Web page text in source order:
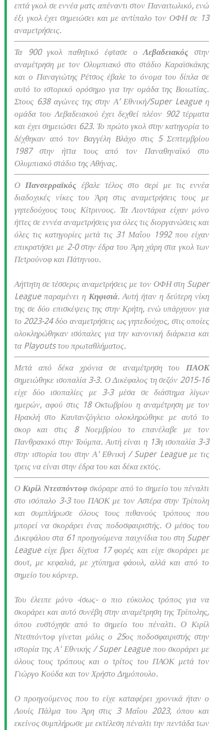
επτά γκολ σε εννέα ματς απέναντι στον Παναιτωλικό, ενώ
έξι γκολ έχει σημειώσει και με αντίπαλο τον ΟΦΗ σε 13
αναμετρήσεις.
Τα 900 γκολ παθητικό έφτασε οΛεβαδειακός στην
αναμέτρηση με τον Ολυμπιακό στο στάδιο Καραϊσκάκης
και ο Παναγιώτης Ρέτσος έβαλε το όνομα του δίπλα σε
αυτό το ιστορικό ορόσημο για την ομάδα της Βοιωτίας.
Στους 638 αγώνες της στην Α’ Εθνική/Super League η
ομάδα του Λεβαδειακού έχει δεχθεί πλέον 902 τέρματα
και έχει σημειώσει 623. Το πρώτο γκολ στην κατηγορία το
δέχθηκαν από τον Βαγγέλη Βλάχο στις 5 Σεπτεμβρίου
1987 στην ήττα τους από τον Παναθηναϊκό στο
Ολυμπιακό στάδιο της Αθήνας.
ΟΠανσερραϊκός έβαλε τέλος στο σερί με τις εννέα
διαδοχικές νίκες του Άρη στις αναμετρήσεις τους με
γηπεδούχους τους Κίτρινους. Τα Λιοντάρια είχαν μόνο
ήττες σε εννέα αναμετρήσεις για όλες τις διοργανώσεις και
όλες τις κατηγορίες μετά τις 31 Μαΐου 1992 που είχαν
επικρατήσει με 2-0 στην έδρα του Άρη χάρη στα γκολ των
Πετρούνοφ και Πάτηνιου.
Αήττητη σε τέσσερις αναμετρήσεις με τον ΟΦΗ στη Super
League παραμένει η Κηφισιά. Αυτή ήταν η δεύτερη νίκη
της σε δύο επισκέψεις της στην Κρήτη, ενώ υπάρχουν για
το 2023-24 δύο αναμετρήσεις ως γηπεδούχος, στις οποίες
ολοκληρώθηκαν ισόπαλες για την κανονική διάρκεια και
τα Playouts του πρωταθλήματος.
Μετά από δέκα χρόνια σε αναμέτρηση τουΠΑΟΚ
σημειώθηκε ισοπαλία 3-3. Ο Δικέφαλος τη σεζόν 2015-16
είχε δύο ισοπαλίες με 3-3 μέσα σε διάστημα λίγων
ημερών, αφού στις 18 Οκτωβρίου η αναμέτρηση με τον
Ηρακλή στο Καυτανζόγλειο ολοκληρώθηκε με αυτό το
σκορ και στις 8 Νοεμβρίου το επανέλαβε με τον
Πανθρακικό στην Τούμπα. Αυτή είναι η 13η ισοπαλία 3-3
στην ιστορία του στην Α' Εθνική / Super League με τις
τρεις να είναι στην έδρα του και δέκα εκτός.
Ο Κιρίλ Ντεσπόντοφ σκόραρε από το σημείο του πέναλτι
στο ισόπαλο 3-3 του ΠΑΟΚ με τον Αστέρα στην Τρίπολη
και συμπλήρωσε όλους τους πιθανούς τρόπους που
μπορεί να σκοράρει ένας ποδοσφαιριστής. Ο μέσος του
Δικεφάλου στα 61 προηγούμενα παιχνίδια του στη Super
League είχε βρει δίχτυα 17 φορές και είχε σκοράρει με
σουτ, με κεφαλιά, με χτύπημα φάουλ, αλλά και από το
σημείο του κόρνερ.
Του έλειπε μόνο -ίσως- ο πιο εύκολος τρόπος για να
σκοράρει και αυτό συνέβη στην αναμέτρηση της Τρίπολης,
όπου ευστόχησε από το σημείο του πέναλτι. Ο Κιρίλ
Ντεσπόντοφ γίνεται μόλις ο 25ος ποδοσφαιριστής στην
ιστορία της Α' Εθνικής / Super League που σκοράρει με
όλους τους τρόπους και ο τρίτος του ΠΑΟΚ μετά τον
Γιώργο Κούδα και τον Χρήστο Δημόπουλο.
Ο προηγούμενος που το είχε καταφέρει χρονικά ήταν ο
Λουίς Πάλμα του Άρη στις 3 Μαΐου 2023, όπου και
εκείνος συμπλήρωσε με εκτέλεση πέναλτι την πεντάδα των